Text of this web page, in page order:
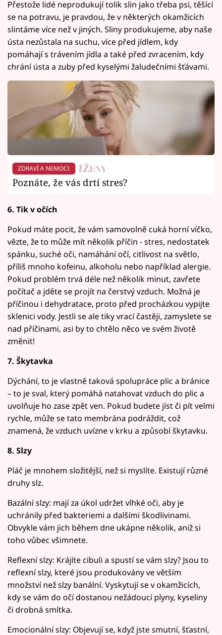
Přestože lidé neprodukují tolik slin jako třeba psi, těšící
se na potravu, je pravdou, že v některých okamžicích
slintáme více než v jiných. Sliny produkujeme, aby naše
ústa nezůstala na suchu, více před jídlem, kdy
pomáhají s trávením jídla a také před zvracením, kdy
chrání ústa a zuby před kyselými žaludečními šťávami.
ZDRAVÍ A NEMOCI
Poznáte, že vás drtí stres?
6. Tik v očích
Pokud máte pocit, že vám samovolně cuká horní víčko,
vězte, že to může mít několik příčin - stres, nedostatek
spánku, suché oči, namáhání očí, citlivost na světlo,
příliš mnoho kofeinu, alkoholu nebo například alergie.
Pokud problém trvá déle než několik minut, zavřete
počítač a jděte se projít na čerstvý vzduch. Možná je
příčinou i dehydratace, proto před procházkou vypijte
sklenici vody. Jestli se ale tiky vrací častěji, zamyslete se
nad příčinami, asi by to chtělo něco ve svém životě
změnit!
7. Škytavka
Dýchání, to je vlastně taková spolupráce plic a bránice
– to je sval, který pomáhá natahovat vzduch do plic a
uvolňuje ho zase zpět ven. Pokud budete jíst či pít velmi
rychle, může se tato membrána podráždit, což
znamená, že vzduch uvízne v krku a způsobí škytavku.
8. Slzy
Pláč je mnohem složitější, než si myslíte. Existují různé
druhy slz.
Bazální slzy: mají za úkol udržet vlhké oči, aby je
uchránily před bakteriemi a dalšími škodlivinami.
Obvykle vám jich během dne ukápne několik, aniž si
toho vůbec všimnete.
Reflexní slzy: Krájíte cibuli a spustí se vám slzy? Jsou to
reflexní slzy, které jsou produkovány ve větším
množství než slzy banální. Vyskytují se v okamžicích,
kdy se vám do očí dostanou nežádoucí plyny, kyseliny
či drobná smítka.
Emocionální slzy: Objevují se, když jste smutní, šťastní,